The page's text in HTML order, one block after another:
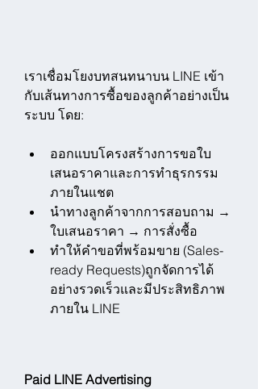
เราเชื่อมโยงบทสนทนาบน LINE เข้า
กับเส้นทางการซื้อของลูกค้าอย่างเป็น
ระบบ โดย:
ออกแบบโครงสร้างการขอใบ
เสนอราคาและการทำธุรกรรม
ภายในแชต
นำทางลูกค้าจากการสอบถาม →
ใบเสนอราคา → การสั่งซื้อ
ทำให้คำขอที่พร้อมขาย (Sales-
ready Requests)ถูกจัดการได้
อย่างรวดเร็วและมีประสิทธิภาพ
ภายใน LINE
Paid LINE Advertising